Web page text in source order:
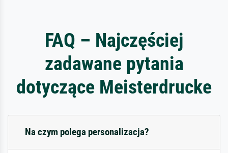
FAQ – Najczęściej
zadawane pytania
dotyczące Meisterdrucke
Na czym polega personalizacja?